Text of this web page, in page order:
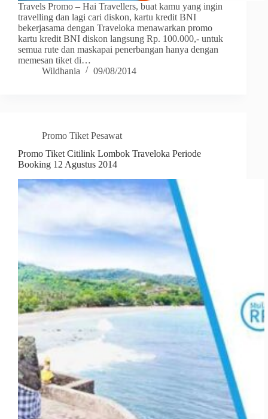
Travels Promo – Hai Travellers, buat kamu yang ingin
travelling dan lagi cari diskon, kartu kredit BNI
bekerjasama dengan Traveloka menawarkan promo
kartu kredit BNI diskon langsung Rp. 100.000,- untuk
semua rute dan maskapai penerbangan hanya dengan
memesan tiket di…
Wildhania
09/08/2014
Promo Tiket Pesawat
Promo Tiket Citilink Lombok Traveloka Periode
Booking 12 Agustus 2014